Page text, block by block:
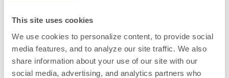
This site uses cookies
We use cookies to personalize content, to provide social
media features, and to analyze our site traffic. We also
share information about your use of our site with our
social media, advertising, and analytics partners who